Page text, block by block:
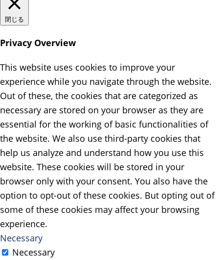
閉じる
Privacy Overview
This website uses cookies to improve your
experience while you navigate through the website.
Out of these, the cookies that are categorized as
necessary are stored on your browser as they are
essential for the working of basic functionalities of
the website. We also use third-party cookies that
help us analyze and understand how you use this
website. These cookies will be stored in your
browser only with your consent. You also have the
option to opt-out of these cookies. But opting out of
some of these cookies may affect your browsing
experience.
Necessary
Necessary